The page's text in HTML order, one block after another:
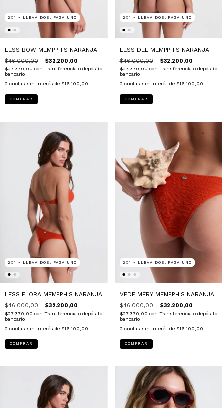
2X1 - LLEVA DOS, PAGA UNO
LESS BOW MEMPPHIS NARANJA
$46.000,00 $32.200,00
$27.370,00 con Transferencia o depósito
bancario
2 cuotas sin interés de $16.100,00
COMPRAR
2X1 - LLEVA DOS, PAGA UNO
LESS DEL MEMPPHIS NARANJA
$46.000,00 $32.200,00
$27.370,00 con Transferencia o depósito
bancario
2 cuotas sin interés de $16.100,00
COMPRAR
2X1 - LLEVA DOS, PAGA UNO
LESS FLORA MEMPPHIS NARANJA
$46.000,00 $32.200,00
$27.370,00 con Transferencia o depósito
bancario
2 cuotas sin interés de $16.100,00
COMPRAR
2X1 - LLEVA DOS, PAGA UNO
VEDE MERY MEMPPHIS NARANJA
$46.000,00 $32.200,00
$27.370,00 con Transferencia o depósito
bancario
2 cuotas sin interés de $16.100,00
COMPRAR